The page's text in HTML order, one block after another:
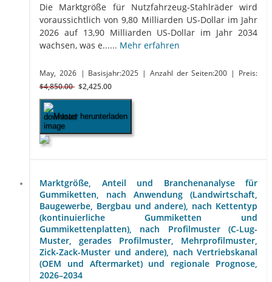
Die Marktgröße für Nutzfahrzeug-Stahlräder wird
voraussichtlich von 9,80 Milliarden US-Dollar im Jahr
2026 auf 13,90 Milliarden US-Dollar im Jahr 2034
wachsen, was e...... Mehr erfahren
May, 2026 | Basisjahr:2025 | Anzahl der Seiten:200 | Preis:
$4,850.00 $2,425.00
Muster herunterladen
Marktgröße, Anteil und Branchenanalyse für
Gummiketten, nach Anwendung (Landwirtschaft,
Baugewerbe, Bergbau und andere), nach Kettentyp
(kontinuierliche Gummiketten und
Gummikettenplatten), nach Profilmuster (C-Lug-
Muster, gerades Profilmuster, Mehrprofilmuster,
Zick-Zack-Muster und andere), nach Vertriebskanal
(OEM und Aftermarket) und regionale Prognose,
2026–2034